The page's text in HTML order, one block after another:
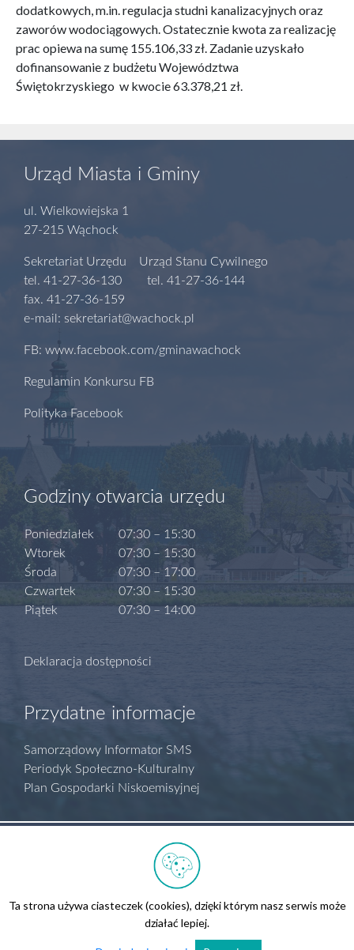
dodatkowych, m.in. regulacja studni kanalizacyjnych oraz
zaworów wodociągowych. Ostatecznie kwota za realizację
prac opiewa na sumę 155.106,33 zł. Zadanie uzyskało
dofinansowanie z budżetu Województwa
Świętokrzyskiego w kwocie 63.378,21 zł.
Urząd Miasta i Gminy
ul. Wielkowiejska 1
27-215 Wąchock
Sekretariat Urzędu Urząd Stanu Cywilnego
tel. 41-27-36-130 tel. 41-27-36-144
fax. 41-27-36-159
e-mail: sekretariat@wachock.pl
FB: www.facebook.com/gminawachock
Regulamin Konkursu FB
Polityka Facebook
Godziny otwarcia urzędu
Poniedziałek
Wtorek
Środa
Czwartek
Piątek
07:30 – 15:30
07:30 – 15:30
07:30 – 17:00
07:30 – 15:30
07:30 – 14:00
Deklaracja dostępności
Przydatne informacje
Samorządowy Informator SMS
Periodyk Społeczno-Kulturalny
Plan Gospodarki Niskoemisyjnej
Kontakt
Ta strona używa ciasteczek (cookies), dzięki którym nasz serwis może
działać lepiej.